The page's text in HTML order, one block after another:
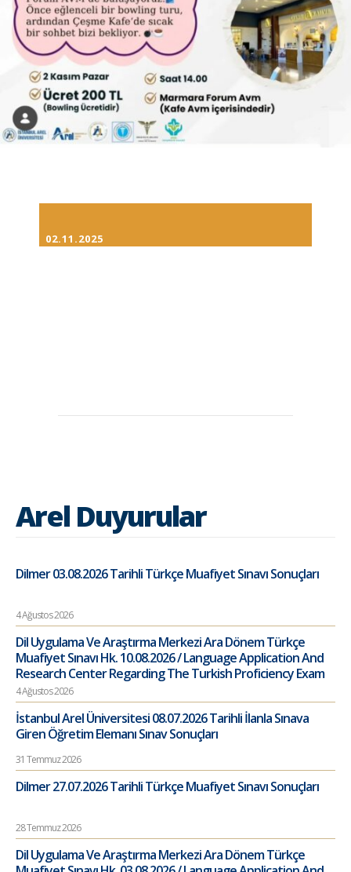
02.11.2025
Arel Duyurular
Dilmer 03.08.2026 Tarihli Türkçe Muafiyet Sınavı Sonuçları
4 Ağustos 2026
Dil Uygulama Ve Araştırma Merkezi Ara Dönem Türkçe
Muafiyet Sınavı Hk. 10.08.2026 / Language Application And
Research Center Regarding The Turkish Proficiency Exam
4 Ağustos 2026
İstanbul Arel Üniversitesi 08.07.2026 Tarihli İlanla Sınava
Giren Öğretim Elemanı Sınav Sonuçları
31 Temmuz 2026
Dilmer 27.07.2026 Tarihli Türkçe Muafiyet Sınavı Sonuçları
28 Temmuz 2026
Dil Uygulama Ve Araştırma Merkezi Ara Dönem Türkçe